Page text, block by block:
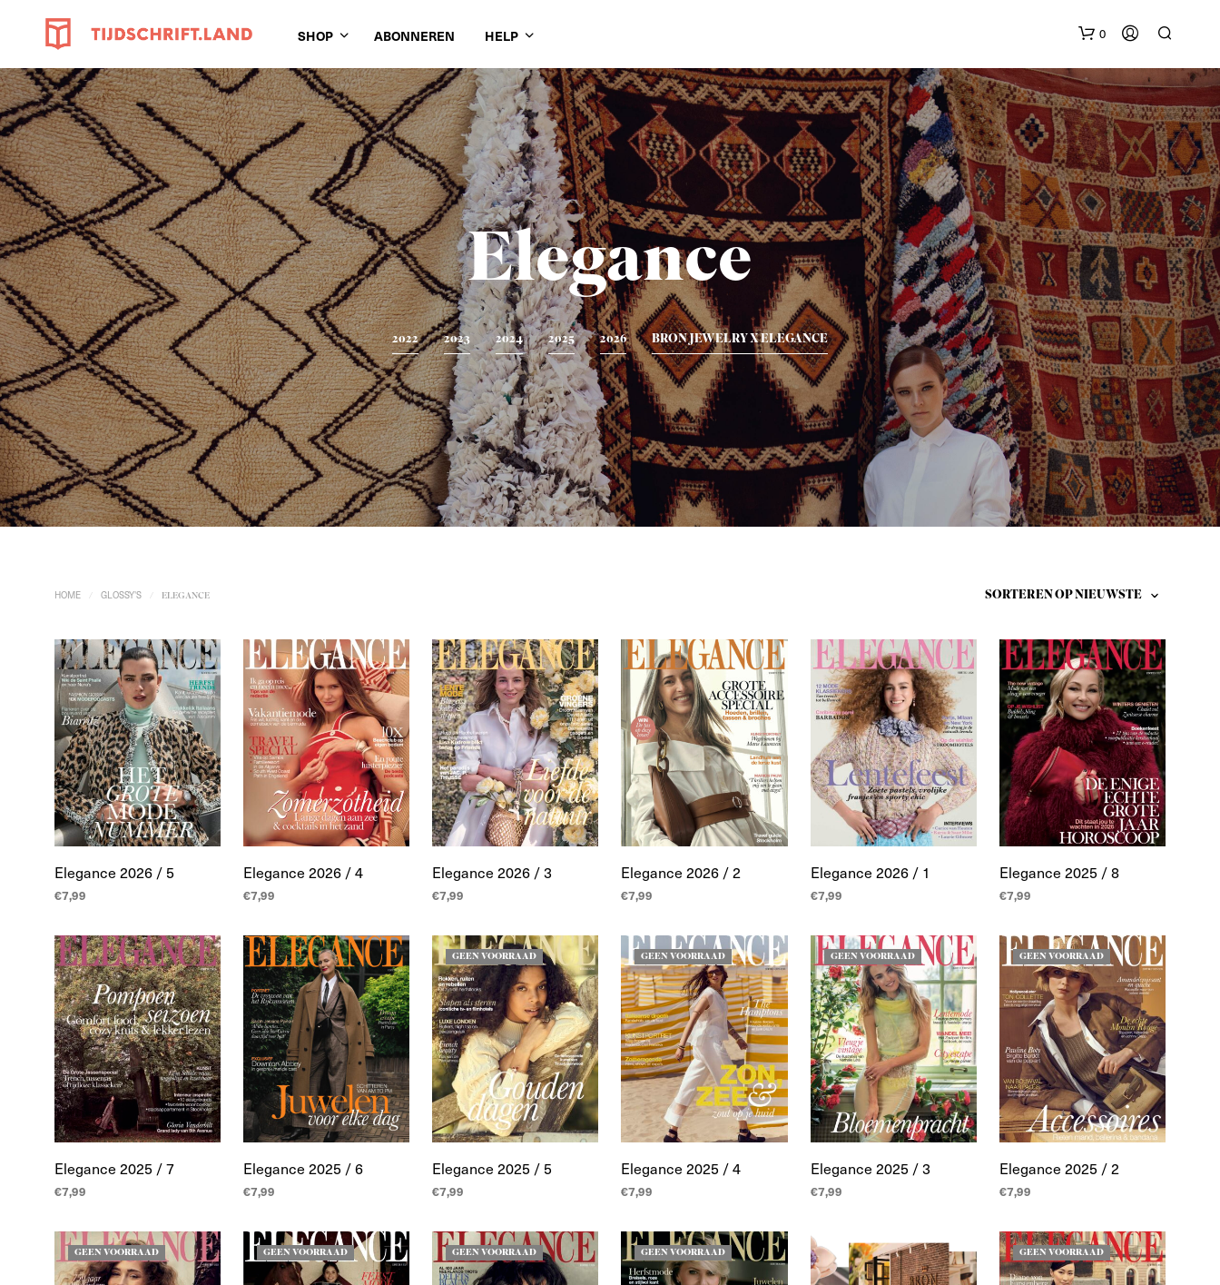
SHOP ABONNEREN HELP 0
G
E
E
N
P
R
O
D
U
C
T
E
N
I
N
D
E
K
W
A
G
E
N
.
Elegance
2022 2023 2024 2025 2026 BRON JEWELRY X ELEGANCE
HOME / GLOSSY'S / ELEGANCE
Elegance 2026 / 5
€7,99
WINKELWAGEN
Elegance 2026 / 4
€7,99
WINKELWAGEN
Elegance 2026 / 3
€7,99
WINKELWAGEN
Elegance 2026 / 2
€7,99
WINKELWAGEN
Elegance 2026 / 1
€7,99
WINKELWAGEN
Elegance 2025 / 8
€7,99
WINKELWAGEN
Elegance 2025 / 7
€7,99
WINKELWAGEN
Elegance 2025 / 6
€7,99
WINKELWAGEN
GEEN VOORRAAD
Elegance 2025 / 5
€7,99
GEEN VOORRAAD
Elegance 2025 / 4
€7,99
GEEN VOORRAAD
Elegance 2025 / 3
€7,99
GEEN VOORRAAD
Elegance 2025 / 2
€7,99
GEEN VOORRAAD GEEN VOORRAAD GEEN VOORRAAD GEEN VOORRAAD GEEN VOORRAAD